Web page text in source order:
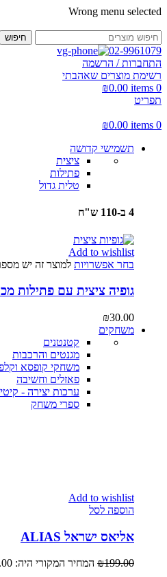
Wrong menu selected
חיפוש
02-9961079
התחברות / הרשמה
רשימת מוצרים שאהבתי
0
items
₪0.00
תפריט
0
items
₪0.00
תשמישי קדושה
ציצית
פתילות
טלית גדול
4 ב-110 ש"ח
Add to wishlist
בחר אפשרויות למוצר זה יש
גופיה ציצית עם פתילות
₪30.00
משחקים
קטנטנים
מגנטים והרכבות
משחקי קופסא
פאזלים וחשיבה
ערכות יצירה -
ספרי משחק
Add to wishlist
הוספה לסל
אליאס ישראל ALIAS
₪199.00 המחיר המקורי היה: ₪199.00.